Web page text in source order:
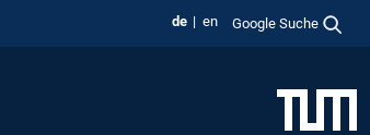
de en Google Suche